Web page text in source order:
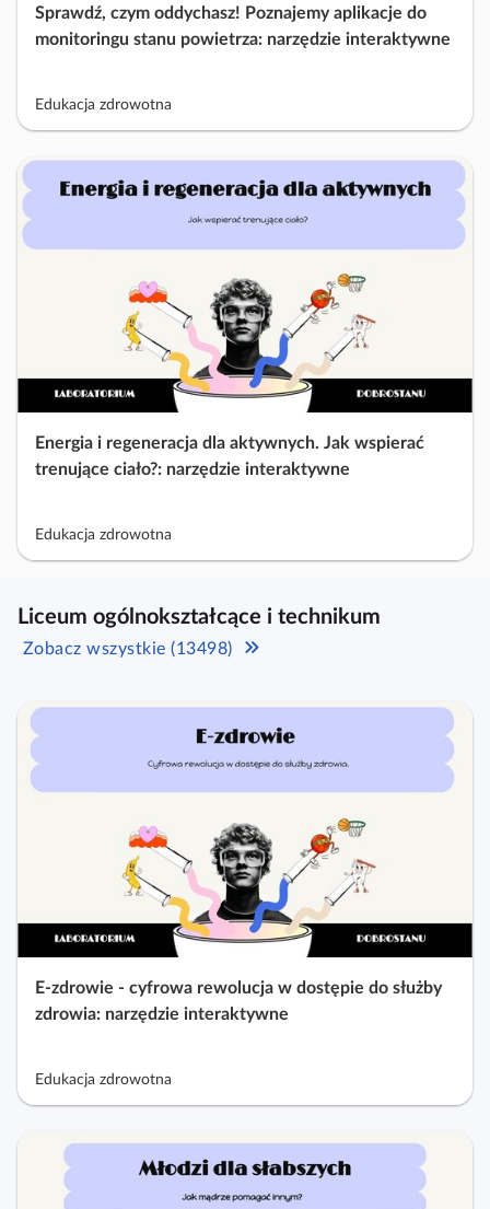
Sprawdź, czym oddychasz! Poznajemy aplikacje do
monitoringu stanu powietrza: narzędzie interaktywne
Edukacja zdrowotna
Energia i regeneracja dla aktywnych. Jak wspierać
trenujące ciało?: narzędzie interaktywne
Edukacja zdrowotna
Liceum ogólnokształcące i technikum
Zobacz wszystkie (13498)
E‑zdrowie - cyfrowa rewolucja w dostępie do służby
zdrowia: narzędzie interaktywne
Edukacja zdrowotna